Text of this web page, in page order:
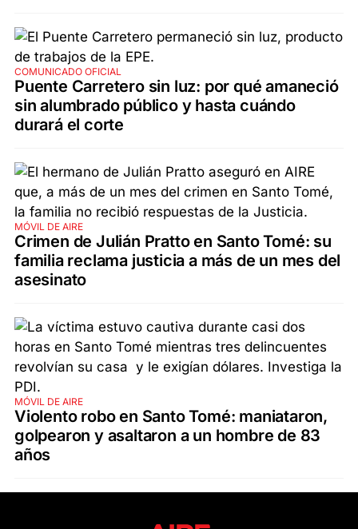
COMUNICADO OFICIAL
Puente Carretero sin luz: por qué amaneció
sin alumbrado público y hasta cuándo
durará el corte
MÓVIL DE AIRE
Crimen de Julián Pratto en Santo Tomé: su
familia reclama justicia a más de un mes del
asesinato
MÓVIL DE AIRE
Violento robo en Santo Tomé: maniataron,
golpearon y asaltaron a un hombre de 83
años